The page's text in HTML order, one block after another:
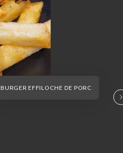
BURGER EFFILOCHE DE PORC